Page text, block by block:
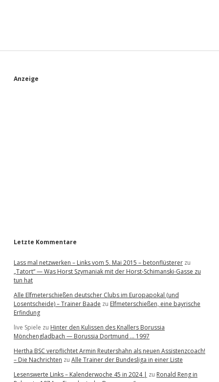
S
Anzeige
Letzte Kommentare
Lass mal netzwerken – Links vom 5. Mai 2015 – betonflüsterer zu
„Tatort“ — Was Horst Szymaniak mit der Horst-Schimanski-Gasse zu
tun hat
Alle Elfmeterschießen deutscher Clubs im Europapokal (und
Losentscheide) – Trainer Baade zu Elfmeterschießen, eine bayrische
Erfindung
live Spiele zu Hinter den Kulissen des Knallers Borussia
Mönchengladbach — Borussia Dortmund … 1997
Hertha BSC verpflichtet Armin Reutershahn als neuen Assistenzcoach!
– Die Nachrichten zu Alle Trainer der Bundesliga in einer Liste
Lesenswerte Links – Kalenderwoche 45 in 2024 | zu Ronald Reng in